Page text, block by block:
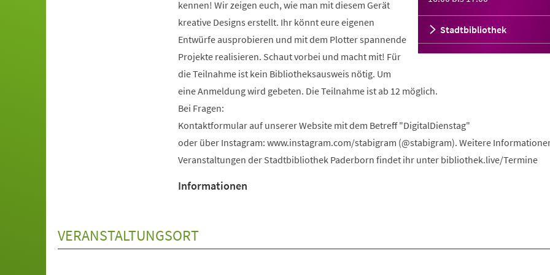
Stadtbibliothek
kennen! Wir zeigen euch, wie man mit diesem Gerät
kreative Designs erstellt. Ihr könnt eure eigenen
Entwürfe ausprobieren und mit dem Plotter spannende
Projekte realisieren. Schaut vorbei und macht mit! Für
die Teilnahme ist kein Bibliotheksausweis nötig. Um
eine Anmeldung wird gebeten. Die Teilnahme ist ab 12 möglich.
Bei Fragen:
Kontaktformular auf unserer Website mit dem Betreff "DigitalDienstag"
oder über Instagram: www.instagram.com/stabigram (@stabigram). Weitere
Veranstaltungen der Stadtbibliothek Paderborn findet ihr unter bibliothek.live/Termine
Informationen
VERANSTALTUNGSORT